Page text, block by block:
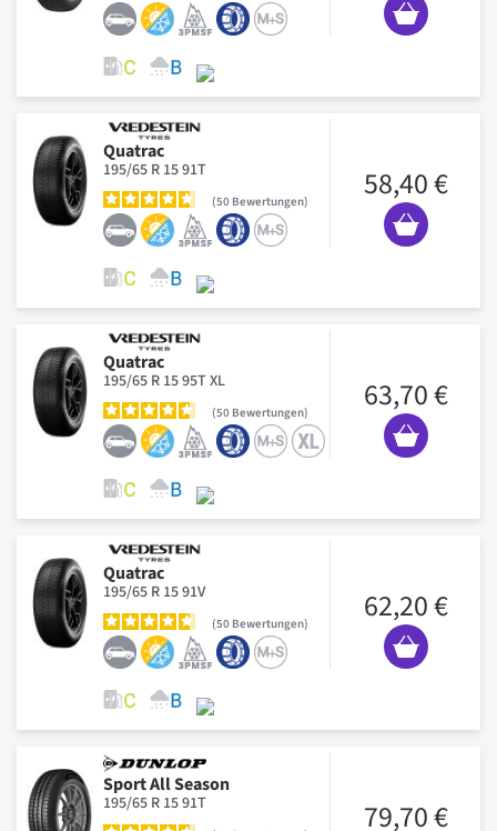
Quatrac
195/65 R 15 91T
50 Bewertungen 58,40 €
Quatrac
195/65 R 15 95T XL
50 Bewertungen 63,70 €
Quatrac
195/65 R 15 91V
50 Bewertungen 62,20 €
Sport All Season
195/65 R 15 91T 79,70 €